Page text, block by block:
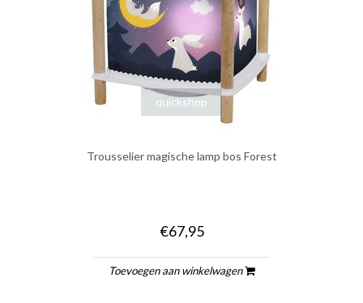
quickshop
Trousselier magische lamp bos Forest
€67,95
Toevoegen aan winkelwagen